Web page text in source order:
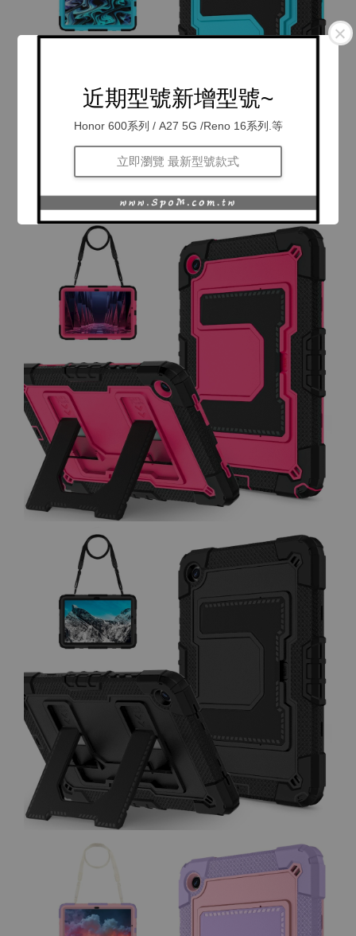
近期型號新增型號~
Honor 600系列 / A27 5G /Reno 16系列.等
立即瀏覽 最新型號款式